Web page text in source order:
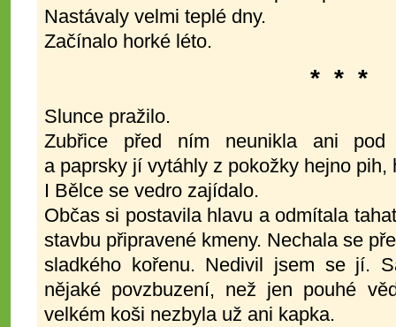
Nastávaly velmi teplé dny.
Začínalo horké léto.
* * *
Slunce pražilo.
Zubřice před ním neunikla ani pod
a paprsky jí vytáhly z pokožky hejno pih,
I Bělce se vedro zajídalo.
Občas si postavila hlavu a odmítala
stavbu připravené kmeny. Nechala se
sladkého kořenu. Nedivil jsem se jí.
nějaké povzbuzení, než jen pouhé
velkém koši nezbyla už ani kapka.